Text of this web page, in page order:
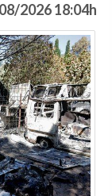
2026 18:04h